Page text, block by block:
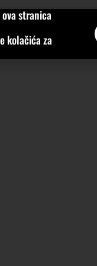
stranica
kolačića za